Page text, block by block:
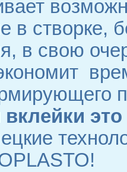
в створке,
в свою
вклейки